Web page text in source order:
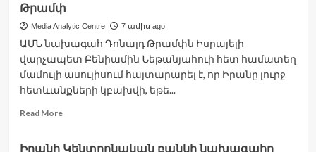
պետությանն»
անդամակցելու
համար
կասկածվող
357
մարդ
է
Երլիքայա
Թրամփ
Media Analytic Centre 7 ամիս ago
ԱՄՆ նախագահ Դոնալդ Թրամփն Իսրայելի
վարչապետ Բենիամին Նեթանյահուի հետ համատեղ
մամուլի ասուլիսում հայտարարել է, որ Իրանը լուրջ
հետևանքների կբախվի, եթե...
Read MoreRead
Իրանի Կենտրոնական բանկի նախագահը